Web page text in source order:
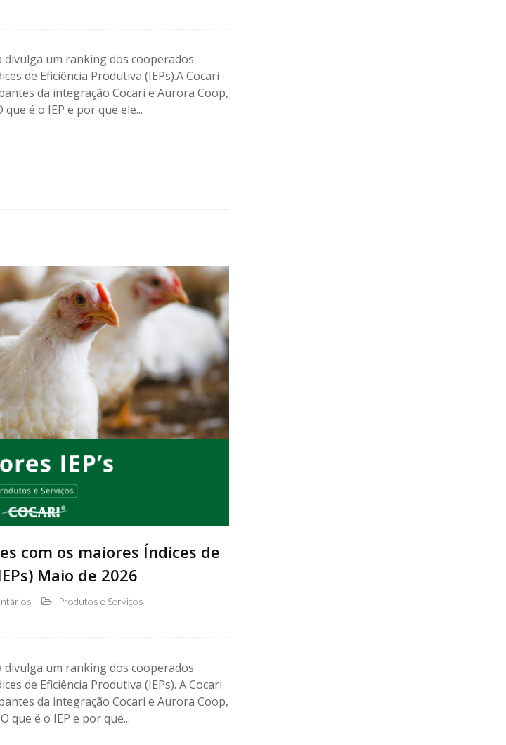
divulga um ranking dos cooperados
de Eficiência Produtiva (IEPs).A Cocari
da integração Cocari e Aurora Coop,
é o IEP e por que ele...
com os maiores Índices de
Maio de 2026
Produtos e Serviços
divulga um ranking dos cooperados
de Eficiência Produtiva (IEPs). A Cocari
da integração Cocari e Aurora Coop,
que é o IEP e por que...